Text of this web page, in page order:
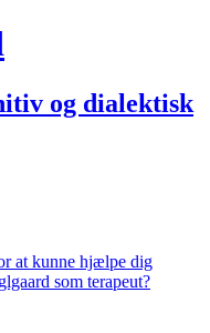
og dialektisk
at kunne hjælpe dig
som terapeut?